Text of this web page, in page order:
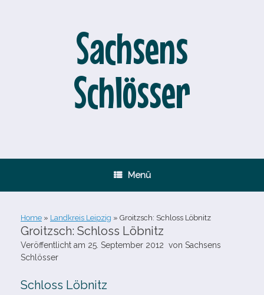
Sachsens
Schlösser
Menü
Home » Landkreis Leipzig » Groitzsch: Schloss Löbnitz
Groitzsch: Schloss Löbnitz
Veröffentlicht am 25. September 2012 von Sachsens
Schlösser
Schloss Löbnitz